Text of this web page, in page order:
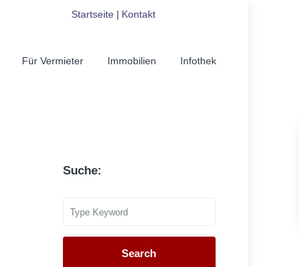
Startseite| Kontakt
Für Vermieter Immobilien Infothek
Suche:
Search